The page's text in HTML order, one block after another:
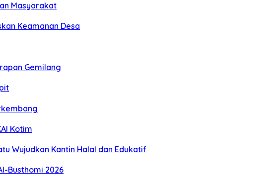
Masyarakat
Keamanan Desa
Gemilang
Kotim
Wujudkan Kantin Halal dan Edukatif
Busthomi 2026